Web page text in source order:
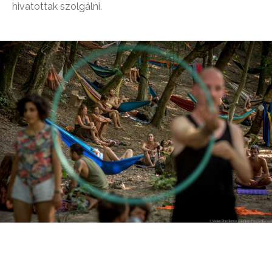
hivatottak szolgálni.